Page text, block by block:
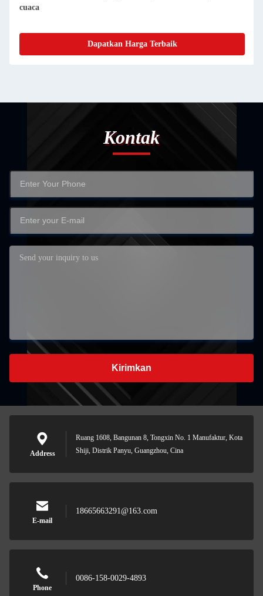
Mudah Dipersihkan Dan Berenang
Dapatkan Harga Terbaik
Kontak
Kirimkan
Address
Ruang 1608, Bangunan 8, Tongxin No. 1 Manufaktur, Kota
Shiji, Distrik Panyu, Guangzhou, Cina
E-mail
18665663291@163.com
Phone
0086-158-0029-4893